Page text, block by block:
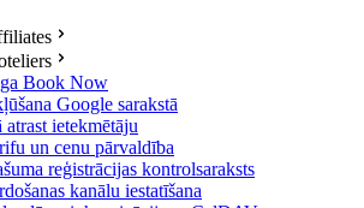
Book Now
Google sarakstā
atrast ietekmētāju
un cenu pārvaldība
reģistrācijas kontrolsaraksts
kanālu iestatīšana